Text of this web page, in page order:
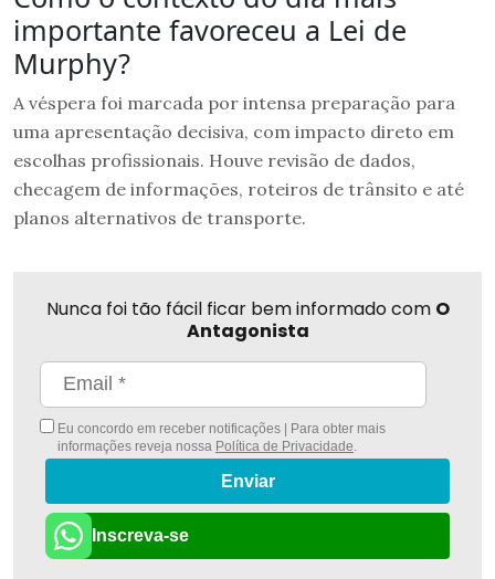
importante favoreceu a Lei de
Murphy?
A véspera foi marcada por intensa preparação para
uma apresentação decisiva, com impacto direto em
escolhas profissionais. Houve revisão de dados,
checagem de informações, roteiros de trânsito e até
planos alternativos de transporte.
Nunca foi tão fácil ficar bem informado com O
Antagonista
Eu concordo em receber notificações | Para obter mais
informações reveja nossa Política de Privacidade
Enviar
Inscreva-se